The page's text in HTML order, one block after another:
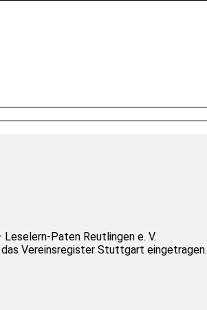
Paten Reutlingen e. V.
Vereinsregister Stuttgart eingetragen.